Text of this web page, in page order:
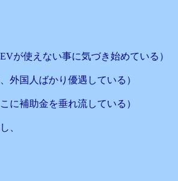
が使えない事に気づき始めている）
外国人ばかり優遇している）
に補助金を垂れ流している）
、